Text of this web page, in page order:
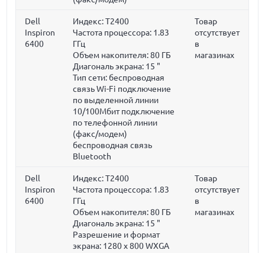
Dell
Inspiron
6400
Индекс: T2400
Частота процессора: 1.83
ГГц
Объем накопителя:80 ГБ
Диагональ экрана: 15 "
Тип сети: беспроводная
связь Wi-Fi подключение
по выделенной линии
10/100Мбит подключение
по телефонной линии
(факс/модем)
беспроводная связь
Bluetooth
Товар
отсутствует
в
магазинах
Dell
Inspiron
6400
Индекс: T2400
Частота процессора: 1.83
ГГц
Объем накопителя:80 ГБ
Диагональ экрана: 15 "
Разрешение и формат
экрана: 1280 x 800 WXGA
Товар
отсутствует
в
магазинах